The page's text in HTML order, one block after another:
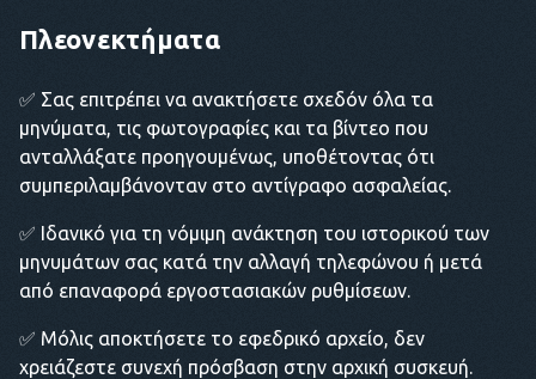
Πλεονεκτήματα
✅ Σας επιτρέπει να ανακτήσετε σχεδόν όλα τα
μηνύματα, τις φωτογραφίες και τα βίντεο που
ανταλλάξατε προηγουμένως, υποθέτοντας ότι
συμπεριλαμβάνονταν στο αντίγραφο ασφαλείας.
✅ Ιδανικό για τη νόμιμη ανάκτηση του ιστορικού των
μηνυμάτων σας κατά την αλλαγή τηλεφώνου ή μετά
από επαναφορά εργοστασιακών ρυθμίσεων.
✅ Μόλις αποκτήσετε το εφεδρικό αρχείο, δεν
χρειάζεστε συνεχή πρόσβαση στην αρχική συσκευή.